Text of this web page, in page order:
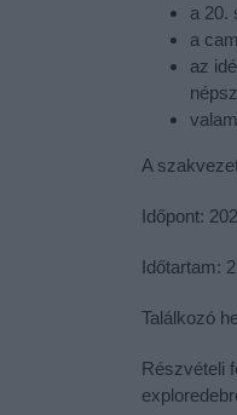
a 20.
a
az
A
Időpont:
Időtartam:
Találkozó
Részvételi